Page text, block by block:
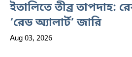
ইতালিতে তীব্র তাপদাহ:
‘রেড অ্যালার্ট’ জারি
Aug 03, 2026